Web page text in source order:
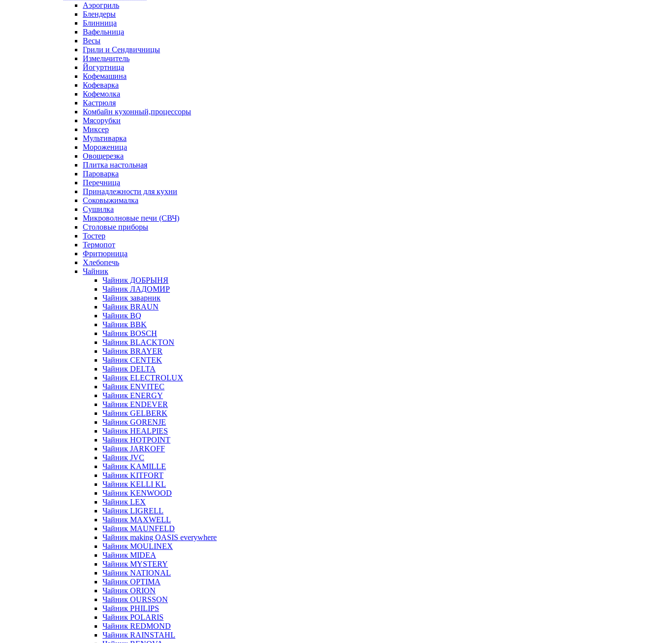
Аэрогриль
Блендеры
Блинница
Вафельница
Весы
Грили и Сендвичницы
Измельчитель
Йогуртница
Кофемашина
Кофеварка
Кофемолка
Кастрюля
Комбайн кухонный,процессоры
Мясорубки
Миксер
Мультиварка
Мороженица
Овощерезка
Плитка настольная
Пароварка
Перечница
Принадлежности для кухни
Соковыжималка
Сушилка
Микроволновые печи (СВЧ)
Столовые приборы
Тостер
Термопот
Фритюрница
Хлебопечь
Чайник
Чайник ДОБРЫНЯ
Чайник ЛАДОМИР
Чайник заварник
Чайник BRAUN
Чайник BQ
Чайник BBK
Чайник BOSCH
Чайник BLACKTON
Чайник BRAYER
Чайник CENTEK
Чайник DELTA
Чайник ELECTROLUX
Чайник ENVITEC
Чайник ENERGY
Чайник ENDEVER
Чайник GELBERK
Чайник GORENJE
Чайник HEALPIES
Чайник HOTPOINT
Чайник JARKOFF
Чайник JVC
Чайник KAMILLE
Чайник KITFORT
Чайник KELLI KL
Чайник KENWOOD
Чайник LEX
Чайник LIGRELL
Чайник MAXWELL
Чайник MAUNFELD
Чайник making OASIS everywhere
Чайник MOULINEX
Чайник MIDEA
Чайник MYSTERY
Чайник NATIONAL
Чайник OPTIMA
Чайник ORION
Чайник OURSSON
Чайник PHILIPS
Чайник POLARIS
Чайник REDMOND
Чайник RAINSTAHL